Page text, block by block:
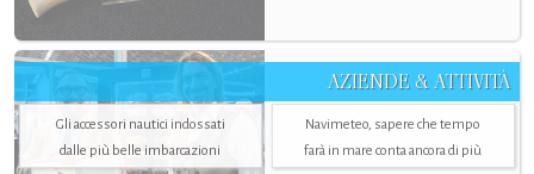
AZIENDE & ATTIVITÀ
Gli accessori nautici indossati
dalle più belle imbarcazioni
Navimeteo, sapere che tempo
farà in mare conta ancora di più